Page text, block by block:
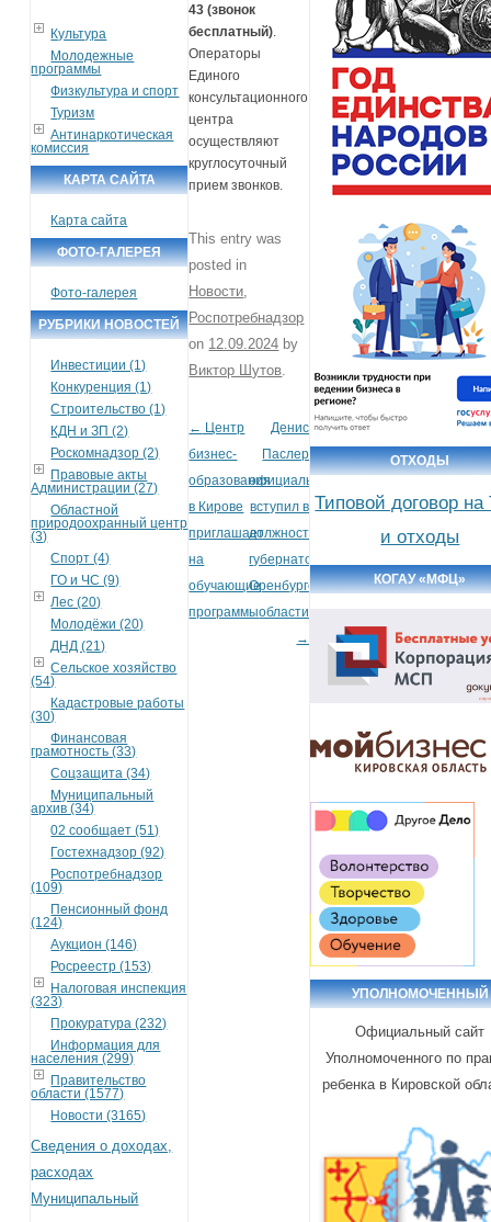
Культура
Молодежные
программы
Физкультура и спорт
Туризм
Антинаркотическая
комиссия
КАРТА САЙТА
Карта сайта
ФОТО-ГАЛЕРЕЯ
Фото-галерея
РУБРИКИ НОВОСТЕЙ
Инвестиции (1)
Конкуренция (1)
Строительство (1)
КДН и ЗП (2)
Роскомнадзор (2)
Правовые акты
Администрации (27)
Областной
природоохранный центр
(3)
Спорт (4)
ГО и ЧС (9)
Лес (20)
Молодёжи (20)
ДНД (21)
Сельское хозяйство
(54)
Кадастровые работы
(30)
Финансовая
грамотность (33)
Соцзащита (34)
Муниципальный
архив (34)
02 сообщает (51)
Гостехнадзор (92)
Роспотребнадзор
(109)
Пенсионный фонд
(124)
Аукцион (146)
Росреестр (153)
Налоговая инспекция
(323)
Прокуратура (232)
Информация для
населения (299)
Правительство
области (1577)
Новости (3165)
Сведения о доходах,
расходах
Муниципальный
43 (звонок
бесплатный).
Операторы
Единого
консультационного
центра
осуществляют
круглосуточный
прием звонков.
This entry was
posted in
Новости,
Роспотребнадзор
on 12.09.2024 by
Виктор Шутов.
Post navigation
← Центр
бизнес-
образования
в Кирове
приглашает
на
обучающие
программы
Денис
Паслер
официально
вступил в
должность
губернатора
Оренбургской
области
→
ОТХОДЫ
Типовой договор
и отходы
КОГАУ «МФЦ»
УПОЛНОМОЧЕННЫЙ
Официальный сайт
Уполномоченного по
ребенка в Кировской